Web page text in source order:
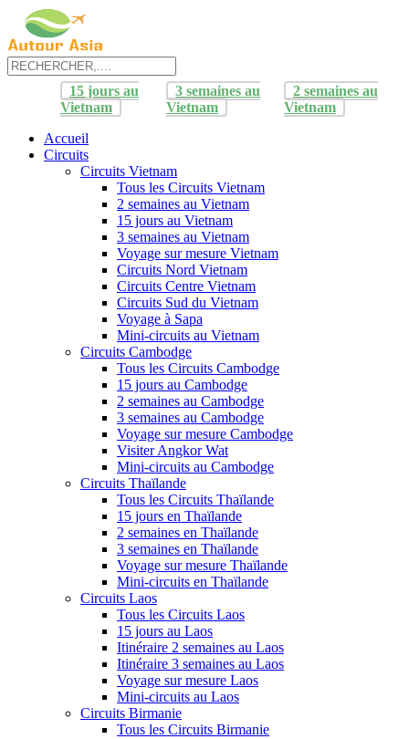
15 jours au
Vietnam
3 semaines au
Vietnam
2 semaines au
Vietnam
Accueil
Circuits
Circuits Vietnam
Tous les Circuits Vietnam
2 semaines au Vietnam
15 jours au Vietnam
3 semaines au Vietnam
Voyage sur mesure Vietnam
Circuits Nord Vietnam
Circuits Centre Vietnam
Circuits Sud du Vietnam
Voyage à Sapa
Mini-circuits au Vietnam
Circuits Cambodge
Tous les Circuits Cambodge
15 jours au Cambodge
2 semaines au Cambodge
3 semaines au Cambodge
Voyage sur mesure Cambodge
Visiter Angkor Wat
Mini-circuits au Cambodge
Circuits Thaïlande
Tous les Circuits Thaïlande
15 jours en Thaïlande
2 semaines en Thaïlande
3 semaines en Thaïlande
Voyage sur mesure Thaïlande
Mini-circuits en Thaïlande
Circuits Laos
Tous les Circuits Laos
15 jours au Laos
Itinéraire 2 semaines au Laos
Itinéraire 3 semaines au Laos
Voyage sur mesure Laos
Mini-circuits au Laos
Circuits Birmanie
Tous les Circuits Birmanie